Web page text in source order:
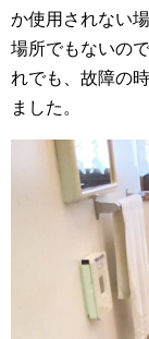
か使用されない
場所でもないの
れでも、故障の
ました。